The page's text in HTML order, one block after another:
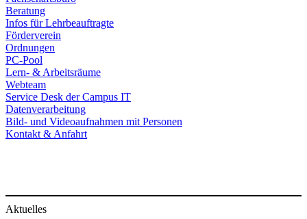
Beratung
Infos für Lehrbeauftragte
Förderverein
Ordnungen
PC-Pool
Lern- & Arbeitsräume
Webteam
Service Desk der Campus IT
Datenverarbeitung
Bild- und Videoaufnahmen mit Personen
Kontakt & Anfahrt
Aktuelles